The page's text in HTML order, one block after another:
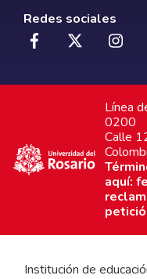
Redes sociales
Línea
0200
Calle
aquí:
Institución de